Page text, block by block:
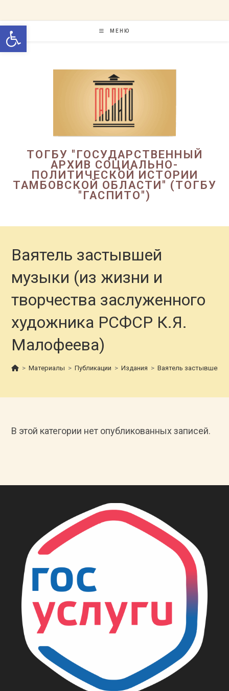
Открыть панель
содержимому
МЕНЮ
ТОГБУ "ГОСУДАРСТВЕННЫЙ
АРХИВ СОЦИАЛЬНО-
ПОЛИТИЧЕСКОЙ ИСТОРИИ
ТАМБОВСКОЙ ОБЛАСТИ" (ТОГБУ
"ГАСПИТО")
Ваятель застывшей
музыки (из жизни и
творчества заслуженного
художника РСФСР К.Я.
Малофеева)
> Материалы > Публикации > Издания > Ваятель застывшей
В этой категории нет опубликованных записей.